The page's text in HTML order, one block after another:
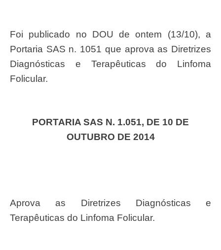
Foi publicado no DOU de ontem (13/10), a
Portaria SAS n. 1051 que aprova as Diretrizes
Diagnósticas e Terapêuticas do Linfoma
Folicular.
PORTARIA SAS N. 1.051, DE 10 DE
OUTUBRO DE 2014
Aprova as Diretrizes Diagnósticas e
Terapêuticas do Linfoma Folicular.